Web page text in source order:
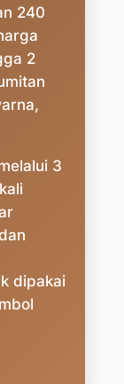
240
2
3
dipakai